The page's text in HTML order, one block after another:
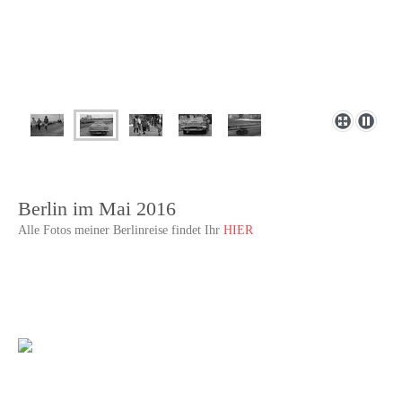
Berlin im Mai 2016
Alle Fotos meiner Berlinreise findet Ihr HIER